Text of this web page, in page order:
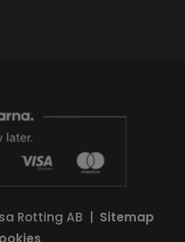
Rotting AB | Sitemap